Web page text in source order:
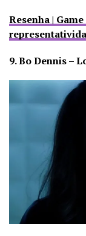
Resenha |
9. Bo Dennis –